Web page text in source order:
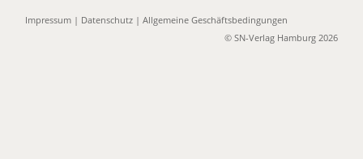
Impressum | Datenschutz |Allgemeine Geschäftsbedingungen
© SN-Verlag Hamburg 2026